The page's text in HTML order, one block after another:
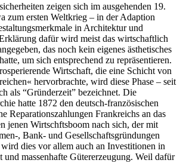
zeigen sich im ausgehenden 19.
zum ersten Weltkrieg – in der Adaption
in Architektur und
dafür wird meist das wirtschaftlich
das noch kein eigenes ästhetisches
um sich entsprechend zu repräsentieren.
Wirtschaft, die eine Schicht von
hervorbrachte, wird diese Phase – seit
als “Gründerzeit” bezeichnet. Die
hatte 1872 den deutsch-französischen
Reparationszahlungen Frankreichs an das
jenen Wirtschftsboom nach sich, der mit
, Bank- und Gesellschaftsgründungen
dies vor allem auch an Investitionen in
und massenhafte Gütererzeugung. Weil dafür